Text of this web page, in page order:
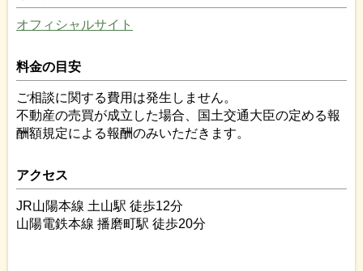
オフィシャルサイト
料金の目安
ご相談に関する費用は発生しません。
不動産の売買が成立した場合、国土交通大臣の定める報
酬額規定による報酬のみいただきます。
アクセス
JR山陽本線 土山駅 徒歩12分
山陽電鉄本線 播磨町駅 徒歩20分